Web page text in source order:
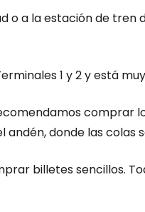
o a la estación de tren
1 y 2 y está
comprar
donde las colas
billetes sencillos.